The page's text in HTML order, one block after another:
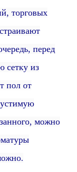
торговых
перед
сетку из
пол от
можно